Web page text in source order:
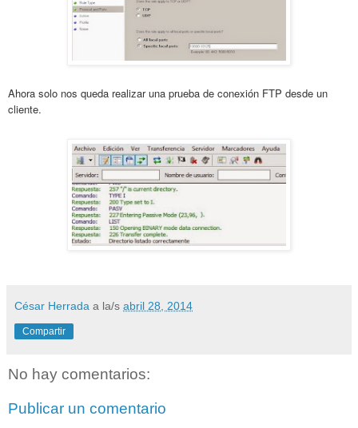
Ahora solo nos queda realizar una prueba de conexión FTP desde un
cliente.
César Herrada a la/s abril 28, 2014
Compartir
No hay comentarios:
Publicar un comentario